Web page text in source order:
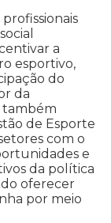
a
esportivo,
do
da
também
de Esporte
com o
e
da política
oferecer
por meio